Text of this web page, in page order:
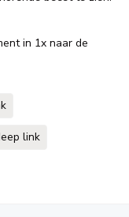
in 1x naar de
link